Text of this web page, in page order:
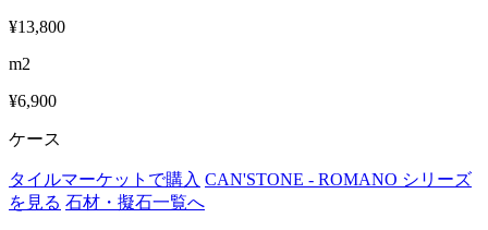
¥13,800
m2
¥6,900
ケース
タイルマーケットで購入 CAN'STONE - ROMANO シリーズ
を見る 石材・擬石一覧へ